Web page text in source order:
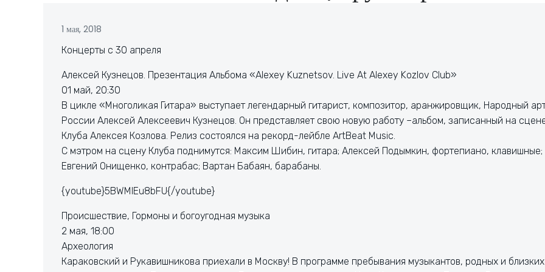
1 мая, 2018
Концерты с 30 апреля
Алексей Кузнецов. Презентация Альбома «Alexey Kuznetsov. Live At Alexey Kozlov Club»
01 май, 20:30
В цикле «Многоликая Гитара» выступает легендарный гитарист, композитор, аранжировщик, Народный
России Алексей Алексеевич Кузнецов. Он представляет свою новую работу –альбом, записанный на
Клуба Алексея Козлова. Релиз состоялся на рекорд-лейбле ArtBeat Music.
С мэтром на сцену Клуба поднимутся: Максим Шибин, гитара; Алексей Подымкин, фортепиано, клавишные;
Евгений Онищенко, контрабас; Вартан Бабаян, барабаны.
{youtube}5BWMIEu8bFU{/youtube}
Происшествие, Гормоны и богоугодная музыка
2 мая, 18:00
Археология
Караковский и Рукавишникова приехали в Москву! В программе пребывания музыкантов, родных и близких